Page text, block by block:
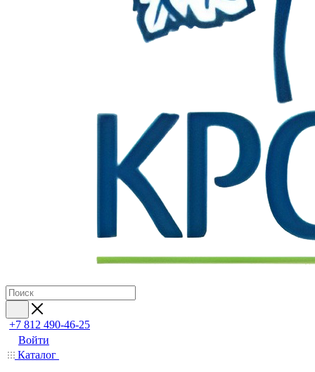
+7 812 490-46-25
Войти
Каталог